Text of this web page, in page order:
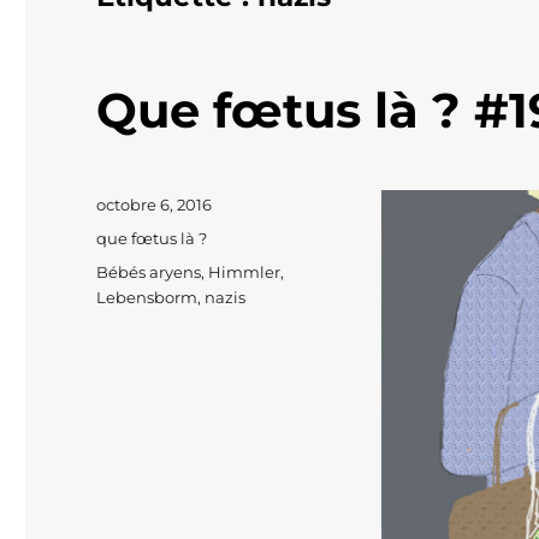
Que fœtus là ?
Publié
octobre 6, 2016
Catégories
que fœtus là ?
Étiquettes
Bébés aryens, Himmler,
Lebensborm, nazis